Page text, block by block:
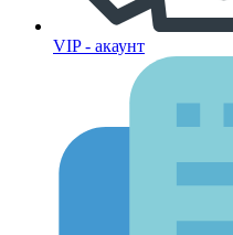
VIP - акаунт